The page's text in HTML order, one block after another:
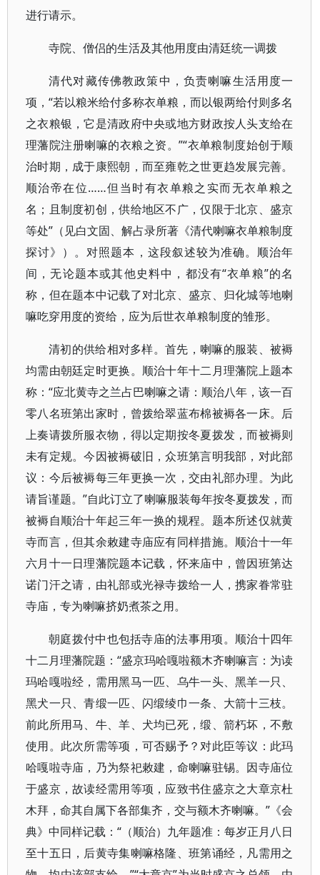
进行请示。
寺院、僧侣的生活及其他用度由清廷统一调拨
清代对藏传佛教政策中，负责喇嘛生活用度一
项，“若以粮米给付多称衣单粮，而以银两给付则多名
之衣粮银，它是清政府中央或地方财政按人头支给在
理藩院注册喇嘛的衣粮之资。”“衣单粮制度始创于顺
治时期，成于康熙朝，而至雍乾之世更趋发展完善。
顺治帝在位……但当时有衣单粮之实而无衣单粮之
名；且制度初创，供给地区不广，仅限于北京、盛京
等处”（见白文固、解占录所著《清代喇嘛衣单粮制度
探讨》）。对照题本，这段叙述较为准确。顺治年
间，无论题本或其他史料中，都没有“衣单粮”的名
称，但在题本中记载了对北京、盛京、归化城等地喇
嘛吃穿用度的资给，应为后世衣单粮制度的雏形。
清初的供给相对多样。首先，喇嘛的服装、被褥
均需由朝廷定时更换。顺治十年十二月理藩院上题本
称：“应北黄寺之兰占巴喇嘛之请：顺治八年，该一百
零八名班第出家时，曾拨给翠蓝布棉被褥各一床。后
上奏请拨所服衣物，得以定期按冬夏拨发，而被褥则
未有定规。今因被褥破旧，众班第言明我部，对此部
议：今后被褥每三年更换一次，交由礼部办理。为此
请旨谨题。”自此订立了喇嘛服装每年按冬夏拨发，而
被褥自顺治十年起三年一换的规程。题本所述仅就黄
寺而言，但其余敕建寺庙应有同样措施。顺治十一年
六月十一日理藩院题本记载，怀来庙中，曾因班第达
诺门汗之请，由礼部或光禄寺拨给一人，携家眷常驻
寺庙，专为喇嘛挤奶煮茶之用。
朝庭拨付中也包括寺庙的法事用项。顺治十四年
十二月理藩院题：“盛京玛哈嘎啦额木齐喇嘛言：为读
玛哈嘎啦经，需用黑马一匹、乌牛一头、黑羊一只、
黑犬一只、青缎一匹、闪缎绫巾一条、大箭十三枝。
前此所用马、牛、羊、犬均已死，缎、箭朽坏，不敷
使用。此次所需等项，可否赐予？对此臣等议：此玛
哈嘎啦寺庙，乃为祭祀敕建，命喇嘛驻锡。因寺庙位
于盛京，故读经需用等项，应致书住盛京之大章京杜
木拜，命其自属下各部集齐，交与额木齐喇嘛。”《会
典》中同样记载：“（顺治）九年题准：每岁正月八日
至十五日，后黄寺集喇嘛格隆、班第诵经，凡需用之